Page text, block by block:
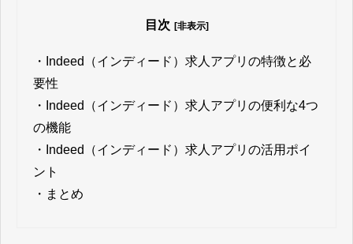
目次 [非表示]
・
Indeed（インディード）求人アプリの特徴と必
要性
・
Indeed（インディード）求人アプリの便利な4つ
の機能
・
Indeed（インディード）求人アプリの活用ポイ
ント
・ まとめ